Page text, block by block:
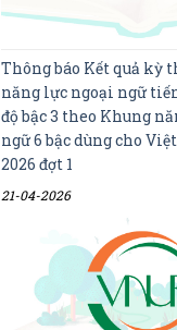
Thông báo Kết quả kỳ
năng lực ngoại ngữ
độ bậc 3 theo Khung
ngữ 6 bậc dùng cho
2026 đợt 1
21-04-2026